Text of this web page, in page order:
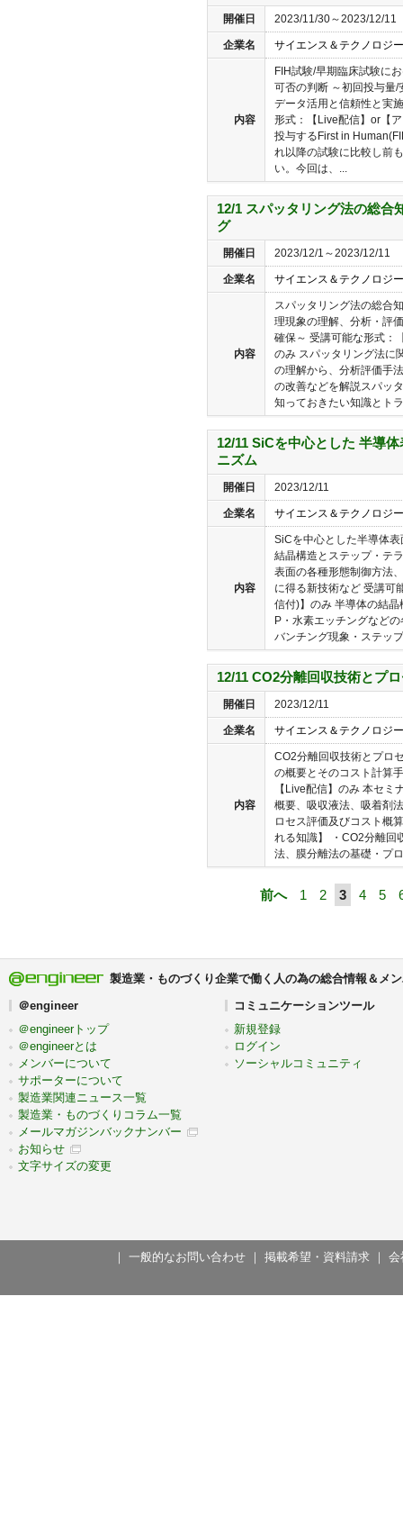
開催日 2023/11/30～2023/12/11
企業名 サイエンス＆テクノロジ
内容
FIH試験/早期臨床試験に
可否の判断 ～初回投与量
データ活用と信頼性と実
形式：【Live配信】or【
投与するFirst in
れ以降の試験に比較し前
い。今回は、...
12/1 スパッタリング法の総合
グ
開催日 2023/12/1～2023/12/11
企業名 サイエンス＆テクノロジ
内容
スパッタリング法の総合
理現象の理解、分析・評
確保～ 受講可能な形式：
のみ スパッタリング法に
の理解から、分析評価手
の改善などを解説スパッ
知っておきたい知識とト
12/11 SiCを中心とした 半導
ニズム
開催日 2023/12/11
企業名 サイエンス＆テクノロジ
内容
SiCを中心とした半導体
結晶構造とステップ・テ
表面の各種形態制御方法
に得る新技術など 受講可
信付)】のみ 半導体の結
P・水素エッチングなど
バンチング現象・ステッ
12/11 CO2分離回収技術とプ
開催日 2023/12/11
企業名 サイエンス＆テクノロジ
内容
CO2分離回収技術とプロ
の概要とそのコスト計算
【Live配信】のみ 本セミ
概要、吸収液法、吸着剤
ロセス評価及びコスト概
れる知識】 ・CO2分離回
法、膜分離法の基礎・プ
前へ 1 2 3 4 5
製造業・ものづくり企業で働く人の為の総合情報＆メ
＠engineer
＠engineerトップ
＠engineerとは
メンバーについて
サポーターについて
製造業関連ニュース一覧
製造業・ものづくりコラム一覧
メールマガジンバックナンバー
お知らせ
文字サイズの変更
コミュニケーションツール
新規登録
ログイン
ソーシャルコミュニティ
｜ 一般的なお問い合わせ ｜ 掲載希望・資料請求 ｜ 会